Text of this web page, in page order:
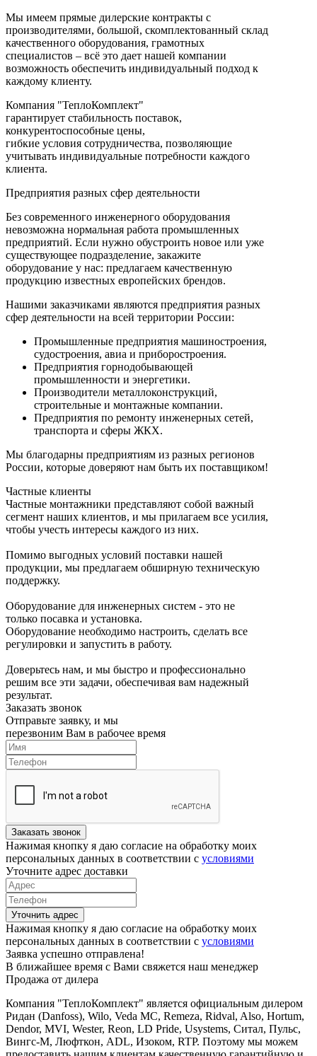
Мы имеем прямые дилерские контракты с
производителями, большой, скомплектованный склад
качественного оборудования, грамотных
специалистов – всё это дает нашей компании
возможность обеспечить индивидуальный подход к
каждому клиенту.
Компания "ТеплоКомплект"
гарантирует стабильность поставок,
конкурентоспособные цены,
гибкие условия сотрудничества, позволяющие
учитывать индивидуальные потребности каждого
клиента.
Предприятия разных сфер деятельности
Без современного инженерного оборудования
невозможна нормальная работа промышленных
предприятий. Если нужно обустроить новое или уже
существующее подразделение, закажите
оборудование у нас: предлагаем качественную
продукцию известных европейских брендов.
Нашими заказчиками являются предприятия разных
сфер деятельности на всей территории России:
Промышленные предприятия машиностроения,
судостроения, авиа и приборостроения.
Предприятия горнодобывающей
промышленности и энергетики.
Производители металлоконструкций,
строительные и монтажные компании.
Предприятия по ремонту инженерных сетей,
транспорта и сферы ЖКХ.
Мы благодарны предприятиям из разных регионов
России, которые доверяют нам быть их поставщиком!
Частные клиенты
Частные монтажники представляют собой важный
сегмент наших клиентов, и мы прилагаем все усилия,
чтобы учесть интересы каждого из них.
Помимо выгодных условий поставки нашей
продукции, мы предлагаем обширную техническую
поддержку.
Оборудование для инженерных систем - это не
только посавка и установка.
Оборудование необходимо настроить, сделать все
регулировки и запустить в работу.
Доверьтесь нам, и мы быстро и профессионально
решим все эти задачи, обеспечивая вам надежный
результат.
Заказать звонок
Отправьте заявку, и мы
перезвоним Вам в рабочее время
Заказать звонок
Нажимая кнопку я даю согласие на обработку моих
персональных данных в соответствии с условиями
Уточните адрес доставки
Уточнить адрес
Нажимая кнопку я даю согласие на обработку моих
персональных данных в соответствии с условиями
Заявка успешно отправлена!
В ближайшее время с Вами свяжется наш менеджер
Продажа от дилера
Компания "ТеплоКомплект" является официальным дилером
Ридан (Danfoss), Wilo, Veda MC, Remeza, Ridval, Also, Hortum,
Dendor, MVI, Wester, Reon, LD Pride, Usystems, Ситал, Пульс,
Вингс-М, Люфткон, ADL, Изоком, RTP. Поэтому мы можем